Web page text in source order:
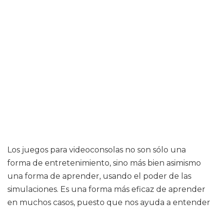
Los juegos para videoconsolas no son sólo una
forma de entretenimiento, sino más bien asimismo
una forma de aprender, usando el poder de las
simulaciones. Es una forma más eficaz de aprender
en muchos casos, puesto que nos ayuda a entender